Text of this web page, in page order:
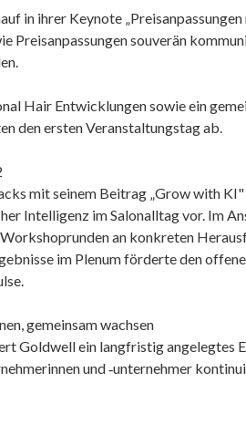
in ihrer Keynote
Preisanpassungen souverän
Hair Entwicklungen sowie ein
den ersten Veranstaltungstag ab.
mit seinem Beitrag „Grow with
Intelligenz im Salonalltag vor. Im
an konkreten
im Plenum förderte den
gemeinsam wachsen
Goldwell ein langfristig angelegtes
und ‑unternehmer